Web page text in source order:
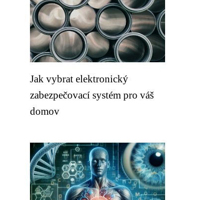
Jak vybrat elektronický
zabezpečovací systém pro váš
domov